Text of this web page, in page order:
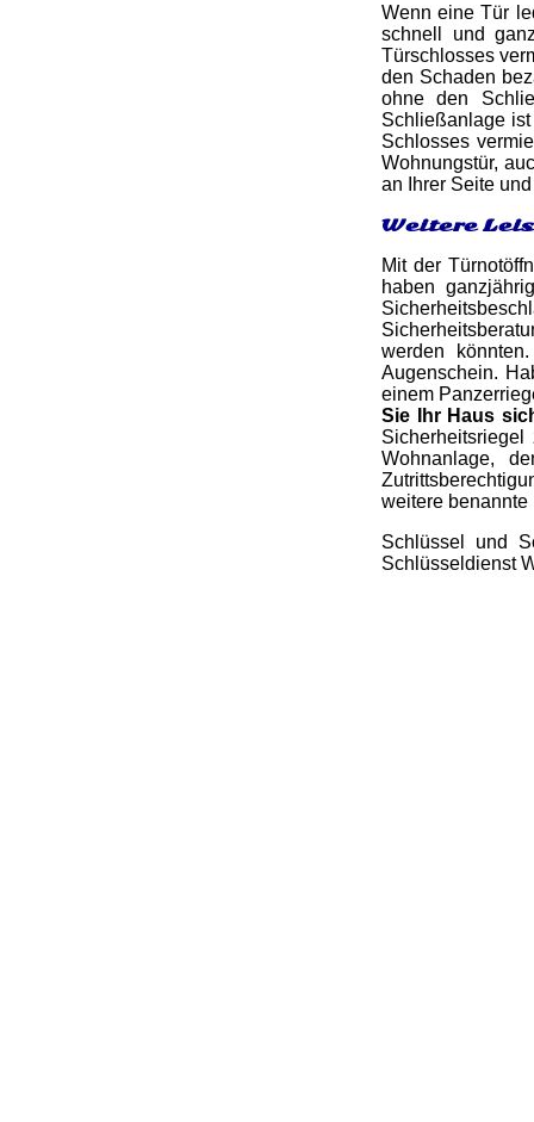
Wenn eine Tür
schnell und
Türschlosses
den Schaden
ohne den
Schließanlage
Schlosses
Wohnungstür,
an Ihrer Seite
Weitere
Mit der
haben
werden
Augenschein.
einem
Sie Ihr Haus
Wohnanlage,
weitere benannte
Schlüssel und
Schlüsseldienst